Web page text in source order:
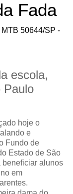
Fada
50644/SP -
escola,
Paulo
hoje o
e
Fundo de
Estado de São
beneficiar alunos
em